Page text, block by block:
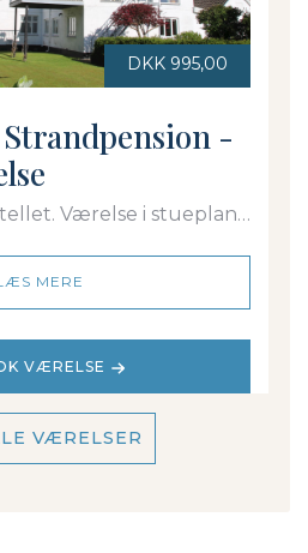
-
Værelse i stueplan
MERE
DKK 995,00
VÆRELSE
VÆRELSER